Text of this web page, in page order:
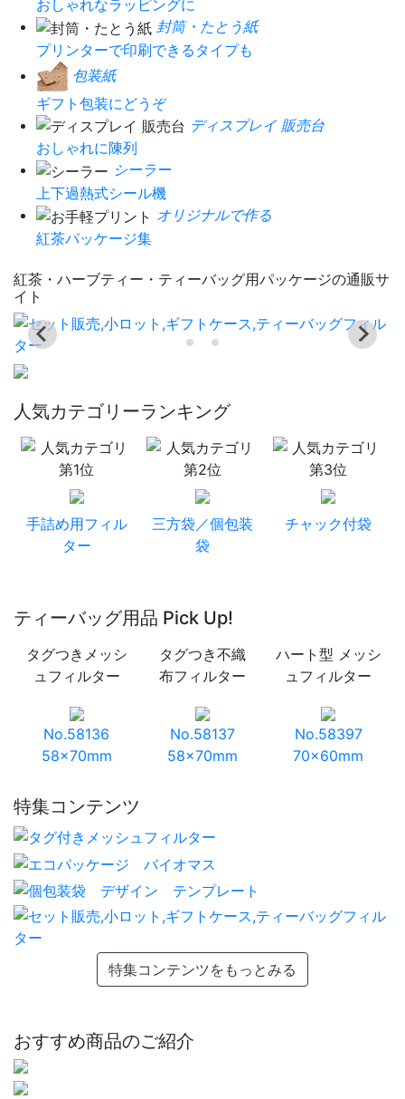
おしゃれなラッピングに
封筒・たとう紙
プリンターで印刷できるタイプも
包装紙
ギフト包装にどうぞ
ディスプレイ 販売台
おしゃれに陳列
シーラー
上下過熱式シール機
オリジナルで作る
紅茶パッケージ集
紅茶・ハーブティー・ティーバッグ用パッケージの通販サ
イト
人気カテゴリーランキング
手詰め用フィル
ター
三方袋／個包装
袋
チャック付袋
ティーバッグ用品 Pick Up!
タグつきメッシ
ュフィルター
No.58136
58×70mm
タグつき不織
布フィルター
No.58137
58×70mm
ハート型 メッシ
ュフィルター
No.58397
70×60mm
特集コンテンツ
特集コンテンツをもっとみる
おすすめ商品のご紹介